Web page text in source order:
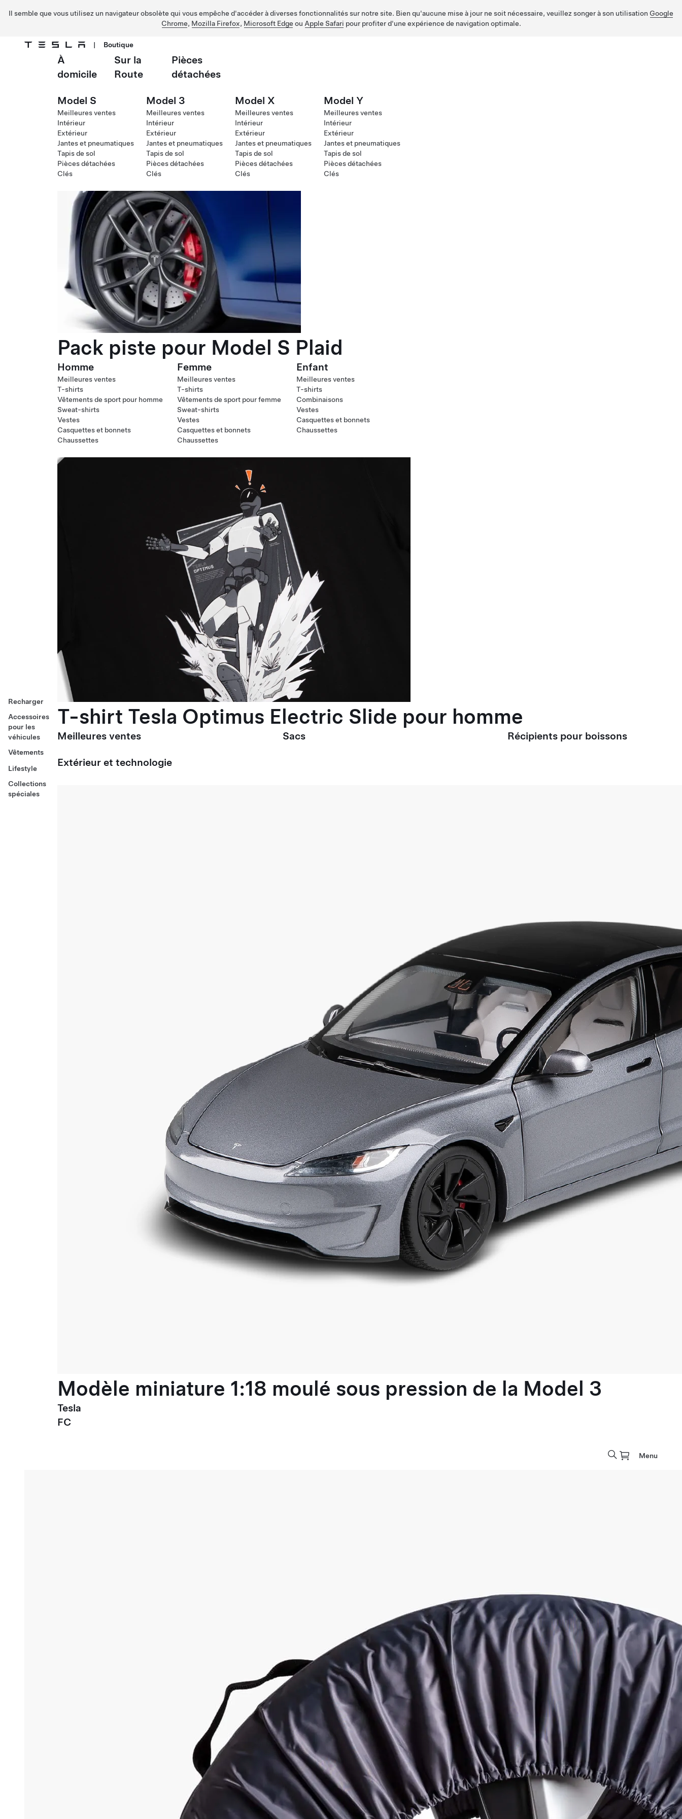
Il semble que vous utilisez un navigateur obsolète qui vous empêche d'accéder à diverses fonctionnalités sur notre site. Bien qu'aucune mise à jour ne soit nécessaire, veuillez songer à son utilisation Google
Chrome, Mozilla Firefox, Microsoft Edge ou Apple Safari pour profiter d'une expérience de navigation optimale.
Passer au contenu principal
| Boutique
Recharger
Accessoires
pour les
véhicules
Vêtements
Lifestyle
Collections
spéciales
À
domicile
Sur la
Route
Pièces
détachées
Model S
Meilleures ventes
Intérieur
Extérieur
Jantes et pneumatiques
Tapis de sol
Pièces détachées
Clés
Model 3
Meilleures ventes
Intérieur
Extérieur
Jantes et pneumatiques
Tapis de sol
Pièces détachées
Clés
Model X
Meilleures ventes
Intérieur
Extérieur
Jantes et pneumatiques
Tapis de sol
Pièces détachées
Clés
Model Y
Meilleures ventes
Intérieur
Extérieur
Jantes et pneumatiques
Tapis de sol
Pièces détachées
Clés
Pack piste pour Model S Plaid
Homme
Meilleures ventes
T-shirts
Vêtements de sport pour homme
Sweat-shirts
Vestes
Casquettes et bonnets
Chaussettes
Femme
Meilleures ventes
T-shirts
Vêtements de sport pour femme
Sweat-shirts
Vestes
Casquettes et bonnets
Chaussettes
Enfant
Meilleures ventes
T-shirts
Combinaisons
Vestes
Casquettes et bonnets
Chaussettes
T-shirt Tesla Optimus Electric Slide pour homme
Meilleures ventes Sacs Récipients pour boissons
Extérieur et technologie
Modèle miniature 1:18 moulé sous pression de la Model 3
Tesla
FC
Menu